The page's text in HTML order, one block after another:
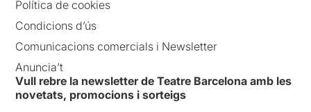
Política de cookies
Condicions d’ús
Comunicacions comercials i Newsletter
Anuncia’t
Vull rebre la newsletter de Teatre Barcelona amb les
novetats, promocions i sorteigs